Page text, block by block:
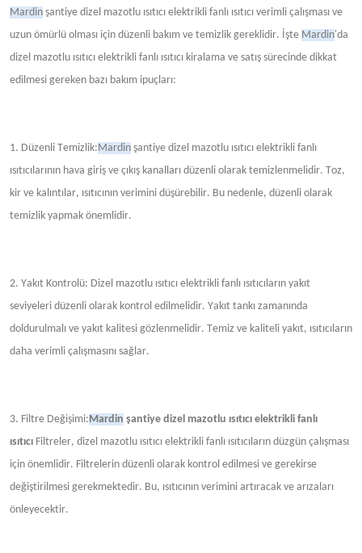
Mardin şantiye dizel mazotlu ısıtıcı elektrikli fanlı ısıtıcı verimli çalışması ve
uzun ömürlü olması için düzenli bakım ve temizlik gereklidir. İşte Mardin'da
dizel mazotlu ısıtıcı elektrikli fanlı ısıtıcı kiralama ve satış sürecinde dikkat
edilmesi gereken bazı bakım ipuçları:
1. Düzenli Temizlik:Mardin şantiye dizel mazotlu ısıtıcı elektrikli fanlı
ısıtıcılarının hava giriş ve çıkış kanalları düzenli olarak temizlenmelidir. Toz,
kir ve kalıntılar, ısıtıcının verimini düşürebilir. Bu nedenle, düzenli olarak
temizlik yapmak önemlidir.
2. Yakıt Kontrolü: Dizel mazotlu ısıtıcı elektrikli fanlı ısıtıcıların yakıt
seviyeleri düzenli olarak kontrol edilmelidir. Yakıt tankı zamanında
doldurulmalı ve yakıt kalitesi gözlenmelidir. Temiz ve kaliteli yakıt, ısıtıcıların
daha verimli çalışmasını sağlar.
3. Filtre Değişimi:Mardin şantiye dizel mazotlu ısıtıcı elektrikli fanlı
ısıtıcı Filtreler, dizel mazotlu ısıtıcı elektrikli fanlı ısıtıcıların düzgün çalışması
için önemlidir. Filtrelerin düzenli olarak kontrol edilmesi ve gerekirse
değiştirilmesi gerekmektedir. Bu, ısıtıcının verimini artıracak ve arızaları
önleyecektir.